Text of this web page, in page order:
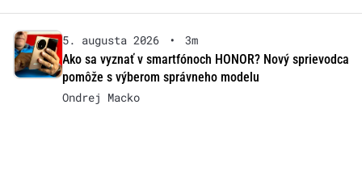
5. augusta 2026 •
3m
Ako sa vyznať v smartfónoch HONOR? Nový sprievodca
pomôže s výberom správneho modelu
Ondrej Macko